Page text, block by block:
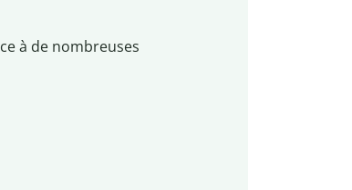
à de nombreuses